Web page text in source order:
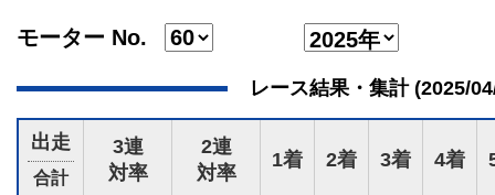
モーター No.
レース結果・集計 (2025/
出走
合計
3連
対率
2連
対率
1着 2着 3着 4着